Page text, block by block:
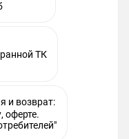
ТК
и возврат:
оферте.